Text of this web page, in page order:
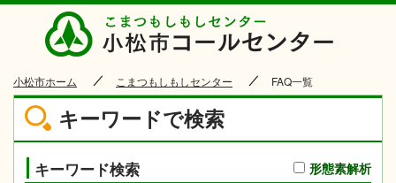
小松市ホーム こまつもしもしセンター FAQ一覧
キーワードで検索
キーワード検索 形態素解析